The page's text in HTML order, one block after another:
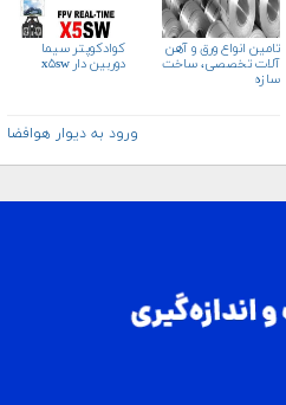
تامین انواع ورق و آهن
آلات تخصصی، ساخت
سازه
کوادکوپتر سیما
دوربین دار x۵sw
ورود به دیوار هوافضا